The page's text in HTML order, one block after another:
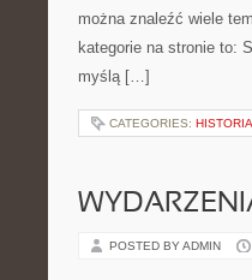
można znaleźć wiele
kategorie na stronie to:
myślą […]
CATEGORIES:
POSTED BY ADMIN